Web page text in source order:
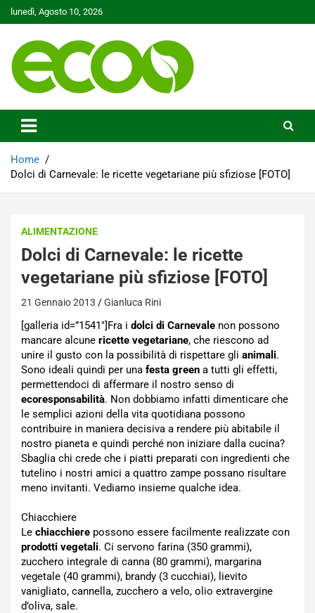
Skip
to
lunedì, Agosto 10, 2026
Ecoo.it
Home
Dolci di Carnevale: le ricette vegetariane più sfiziose [FOTO]
ALIMENTAZIONE
Dolci di Carnevale: le ricette
vegetariane più sfiziose [FOTO]
21 Gennaio 2013 Gianluca Rini
[galleria id=”1541″]Fra i dolci di Carnevale non possono
mancare alcune ricette vegetariane, che riescono ad
unire il gusto con la possibilità di rispettare gli animali.
Sono ideali quindi per una festa green a tutti gli effetti,
permettendoci di affermare il nostro senso di
ecoresponsabilità. Non dobbiamo infatti dimenticare che
le semplici azioni della vita quotidiana possono
contribuire in maniera decisiva a rendere più abitabile il
nostro pianeta e quindi perché non iniziare dalla cucina?
Sbaglia chi crede che i piatti preparati con ingredienti che
tutelino i nostri amici a quattro zampe possano risultare
meno invitanti. Vediamo insieme qualche idea.
Chiacchiere
Le chiacchiere possono essere facilmente realizzate con
prodotti vegetali. Ci servono farina (350 grammi),
zucchero integrale di canna (80 grammi), margarina
vegetale (40 grammi), brandy (3 cucchiai), lievito
vanigliato, cannella, zucchero a velo, olio extravergine
d’oliva, sale.